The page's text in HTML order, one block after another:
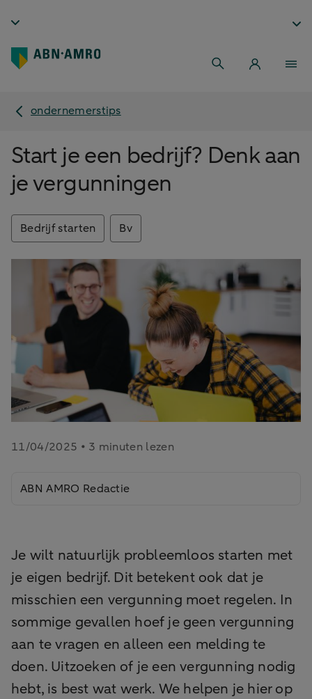
ondernemerstips
Start je een bedrijf? Denk aan
je vergunningen
Bedrijf starten Bv
11/04/2025 • 3 minuten lezen
ABN AMRO Redactie
Je wilt natuurlijk probleemloos starten met
je eigen bedrijf. Dit betekent ook dat je
misschien een vergunning moet regelen. In
sommige gevallen hoef je geen vergunning
aan te vragen en alleen een melding te
doen. Uitzoeken of je een vergunning nodig
hebt, is best wat werk. We helpen je hier op